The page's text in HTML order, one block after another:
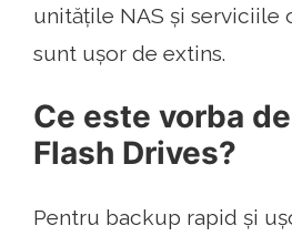
unitățile NAS și serviciile
sunt ușor de extins.
Ce este vorba
Flash Drives?
Pentru backup rapid și